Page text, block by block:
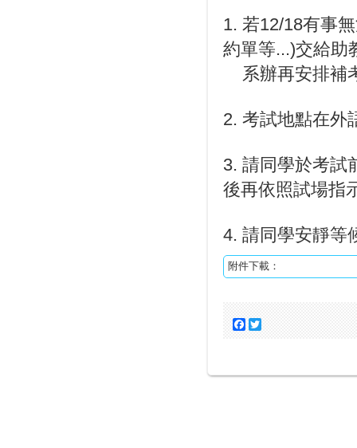
1. 若12/18有事
約單等...)交給助
系辦再安排補
2. 考試地點在外
3. 請同學於考試
後再依照試場指
4. 請同學安靜等
附件下載：
Facebook